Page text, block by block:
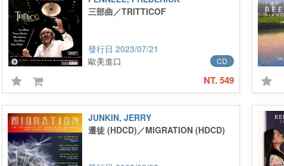
三部曲／TRITTICOF
2023/07/21
CD
歐美進口
NT. 549
JUNKIN, JERRY
遷徒 (HDCD)／MIGRATION (HDCD)